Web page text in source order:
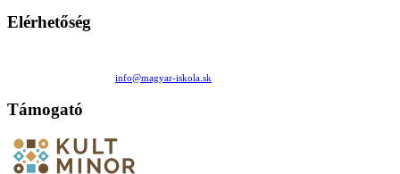
Elérhetőség
info@magyar-iskola.sk
Támogató